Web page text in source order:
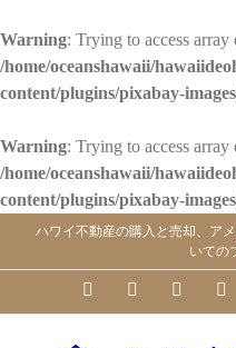
Warning: Trying to access array
/home/oceanshawaii/
content/plugins/pixabay-
Warning: Trying to access array
/home/oceanshawaii/
content/plugins/pixabay-
ハワイ不動産の購入と売却、ア
いての
YouTubeFacebook